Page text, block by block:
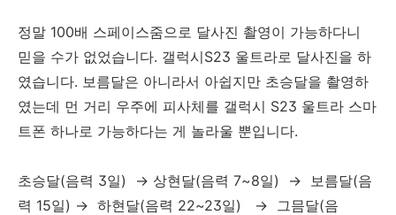
정말 100배 스페이스줌으로 달사진 촬영이 가능하다니
믿을 수가 없었습니다. 갤럭시S23 울트라로 달사진을 하
였습니다. 보름달은 아니라서 아쉽지만 초승달을 촬영하
였는데 먼 거리 우주에 피사체를 갤럭시 S23 울트라 스마
트폰 하나로 가능하다는 게 놀라울 뿐입니다.
초승달(음력 3일) → 상현달(음력 7~8일) → 보름달(음
력 15일) → 하현달(음력 22~23일) → 그믐달(음